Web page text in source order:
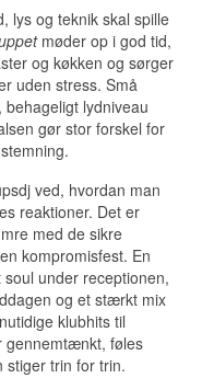
lys og teknik skal spille
møder op i god tid,
og køkken og sørger
uden stress. Små
lydniveau
gør stor forskel for
ved, hvordan man
reaktioner. Det er
med de sikre
kompromisfest. En
under receptionen,
og et stærkt mix
klubhits til
gennemtænkt, føles
stiger trin for trin.